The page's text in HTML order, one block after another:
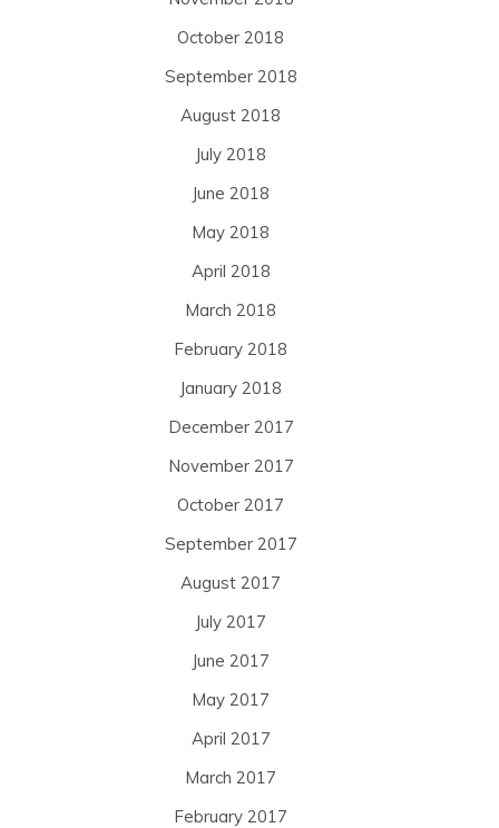
October 2018
September 2018
August 2018
July 2018
June 2018
May 2018
April 2018
March 2018
February 2018
January 2018
December 2017
November 2017
October 2017
September 2017
August 2017
July 2017
June 2017
May 2017
April 2017
March 2017
February 2017